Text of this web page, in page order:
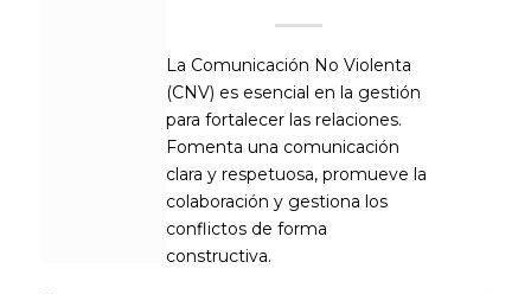
La Comunicación No Violenta
(CNV) es esencial en la gestión
para fortalecer las relaciones.
Fomenta una comunicación
clara y respetuosa, promueve la
colaboración y gestiona los
conflictos de forma
constructiva.